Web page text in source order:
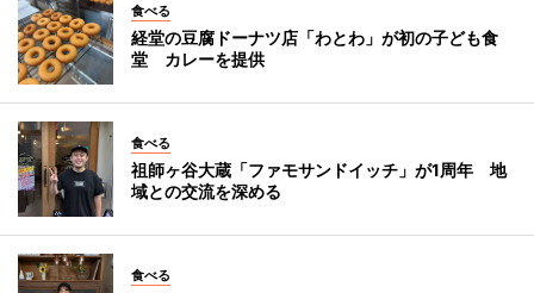
食べる
経堂の豆腐ドーナツ店「わとわ」が初の子ども食
堂 カレーを提供
食べる
祖師ヶ谷大蔵「ファモサンドイッチ」が1周年 地
域との交流を深める
食べる